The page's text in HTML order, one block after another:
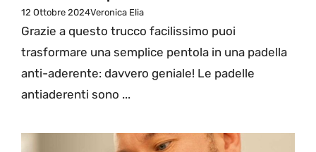
12 Ottobre 2024Veronica Elia
Grazie a questo trucco facilissimo puoi
trasformare una semplice pentola in una padella
anti-aderente: davvero geniale! Le padelle
antiaderenti sono ...